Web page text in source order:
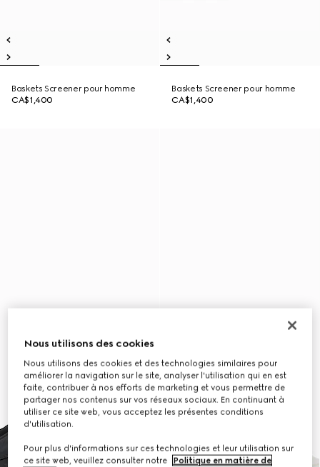
Baskets Screener pour homme
CA$1,400
Baskets Screener pour homme
CA$1,400
Nous utilisons des cookies
Nous utilisons des cookies et des technologies similaires pour
améliorer la navigation sur le site, analyser l'utilisation qui en est
faite, contribuer à nos efforts de marketing et vous permettre de
partager nos contenus sur vos réseaux sociaux. En continuant à
utiliser ce site web, vous acceptez les présentes conditions
d'utilisation.
Pour plus d'informations sur ces technologies et leur utilisation sur
ce site web, veuillez consulter notre
Politique en matière de